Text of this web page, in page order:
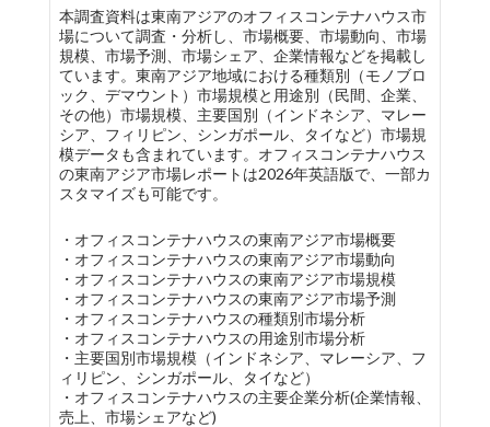
本調査資料は東南アジアのオフィスコンテナハウス市
場について調査・分析し、市場概要、市場動向、市場
規模、市場予測、市場シェア、企業情報などを掲載し
ています。東南アジア地域における種類別（モノブロ
ック、デマウント）市場規模と用途別（民間、企業、
その他）市場規模、主要国別（インドネシア、マレー
シア、フィリピン、シンガポール、タイなど）市場規
模データも含まれています。オフィスコンテナハウス
の東南アジア市場レポートは2026年英語版で、一部カ
スタマイズも可能です。
・オフィスコンテナハウスの東南アジア市場概要
・オフィスコンテナハウスの東南アジア市場動向
・オフィスコンテナハウスの東南アジア市場規模
・オフィスコンテナハウスの東南アジア市場予測
・オフィスコンテナハウスの種類別市場分析
・オフィスコンテナハウスの用途別市場分析
・主要国別市場規模（インドネシア、マレーシア、フ
ィリピン、シンガポール、タイなど）
・オフィスコンテナハウスの主要企業分析(企業情報、
売上、市場シェアなど)